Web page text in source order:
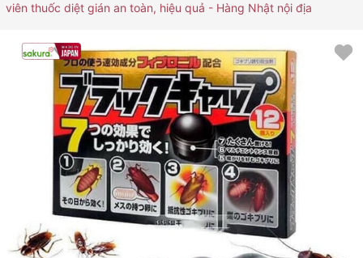
viên thuốc diệt gián an toàn, hiệu quả - Hàng Nhật nội địa